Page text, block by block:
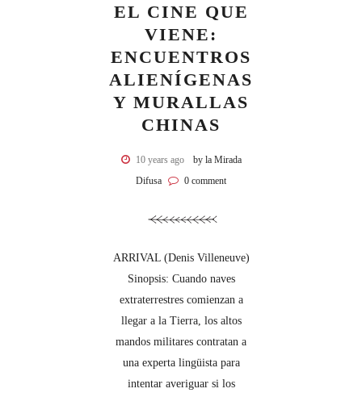
EL CINE QUE
VIENE:
ENCUENTROS
ALIENÍGENAS
Y MURALLAS
CHINAS
10 years ago
by la Mirada
Difusa
0 comment
ARRIVAL (Denis Villeneuve)
Sinopsis: Cuando naves
extraterrestres comienzan a
llegar a la Tierra, los altos
mandos militares contratan a
una experta lingüista para
intentar averiguar si los